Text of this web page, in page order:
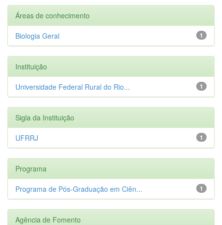
Áreas de conhecimento
1
Biologia Geral
Instituição
1
Universidade Federal Rural do Rio...
Sigla da Instituição
1
UFRRJ
Programa
1
Programa de Pós-Graduação em Ciên...
Agência de Fomento